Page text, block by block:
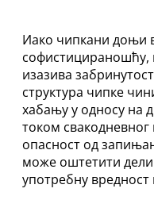
–
52G
количина
Иако чипкани доњи
софистицираношћу,
изазива
структура чипке
хабању у односу на
током
опасност од
може оштетити
употребну вредност